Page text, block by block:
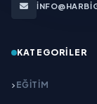
KATEGORILER
EĞITIM